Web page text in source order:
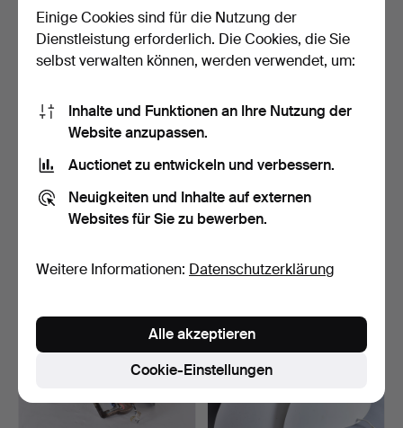
Messing.
Metall mit rosa Glassc…
7 Tage
Einige Cookies sind für die Nutzung der
Dienstleistung erforderlich. Die Cookies, die Sie
selbst verwalten können, werden verwendet, um:
Inhalte und Funktionen an Ihre Nutzung der
Website anzupassen.
Auctionet zu entwickeln und verbessern.
Neuigkeiten und Inhalte auf externen
Websites für Sie zu bewerben.
Weitere Informationen: Datenschutzerklärung
Cookie-Einstellungen
Alle akzeptieren